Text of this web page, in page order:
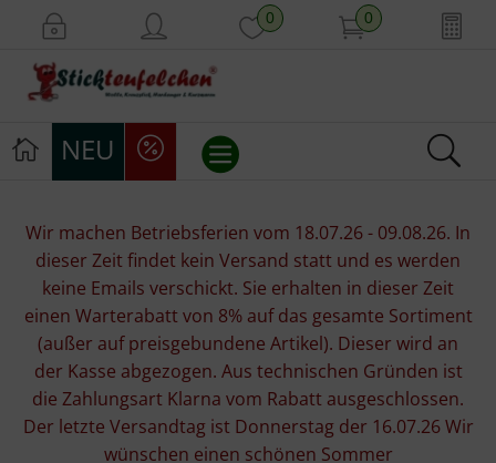
0 0
NEU
Stickpackungen
Stickgarne
Stoffe
Mill Hill Beads
Wir machen Betriebsferien vom 18.07.26 - 09.08.26. In
dieser Zeit findet kein Versand statt und es werden
keine Emails verschickt. Sie erhalten in dieser Zeit
einen Warterabatt von 8% auf das gesamte Sortiment
(außer auf preisgebundene Artikel). Dieser wird an
der Kasse abgezogen. Aus technischen Gründen ist
die Zahlungsart Klarna vom Rabatt ausgeschlossen.
Der letzte Versandtag ist Donnerstag der 16.07.26 Wir
wünschen einen schönen Sommer